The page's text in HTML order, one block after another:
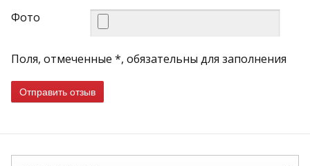
Фото
Поля, отмеченные *, обязательны для заполнения
Отправить отзыв